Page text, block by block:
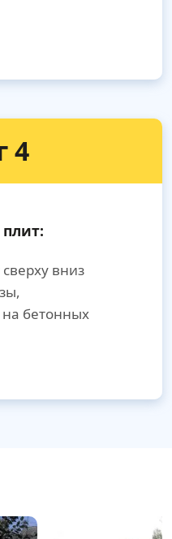
4
вниз
бетонных